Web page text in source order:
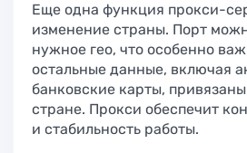
Еще одна функция прокси-
изменение страны. Порт
нужное гео, что особенно
остальные данные, включая
банковские карты,
стране. Прокси обеспечит
и стабильность работы.